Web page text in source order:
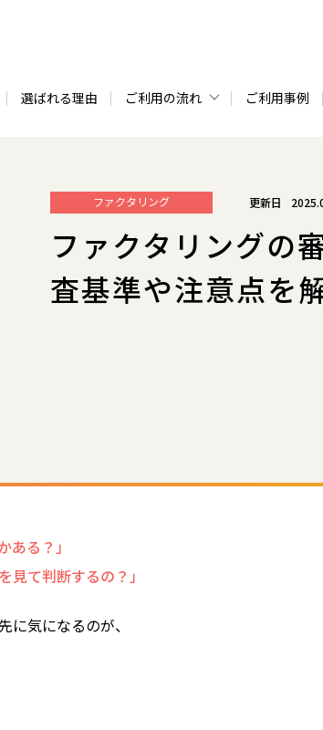
選ばれる理由
ご利用の流れ
ご利用事例
ファクタリングの
査基準や注意点を
ファクタリング
ある？」
見て判断するの？」
に気になるのが、